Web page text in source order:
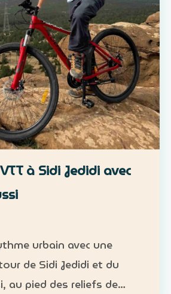
à Sidi Jedidi avec
urbain avec une
de Sidi Jedidi et du
au pied des reliefs de